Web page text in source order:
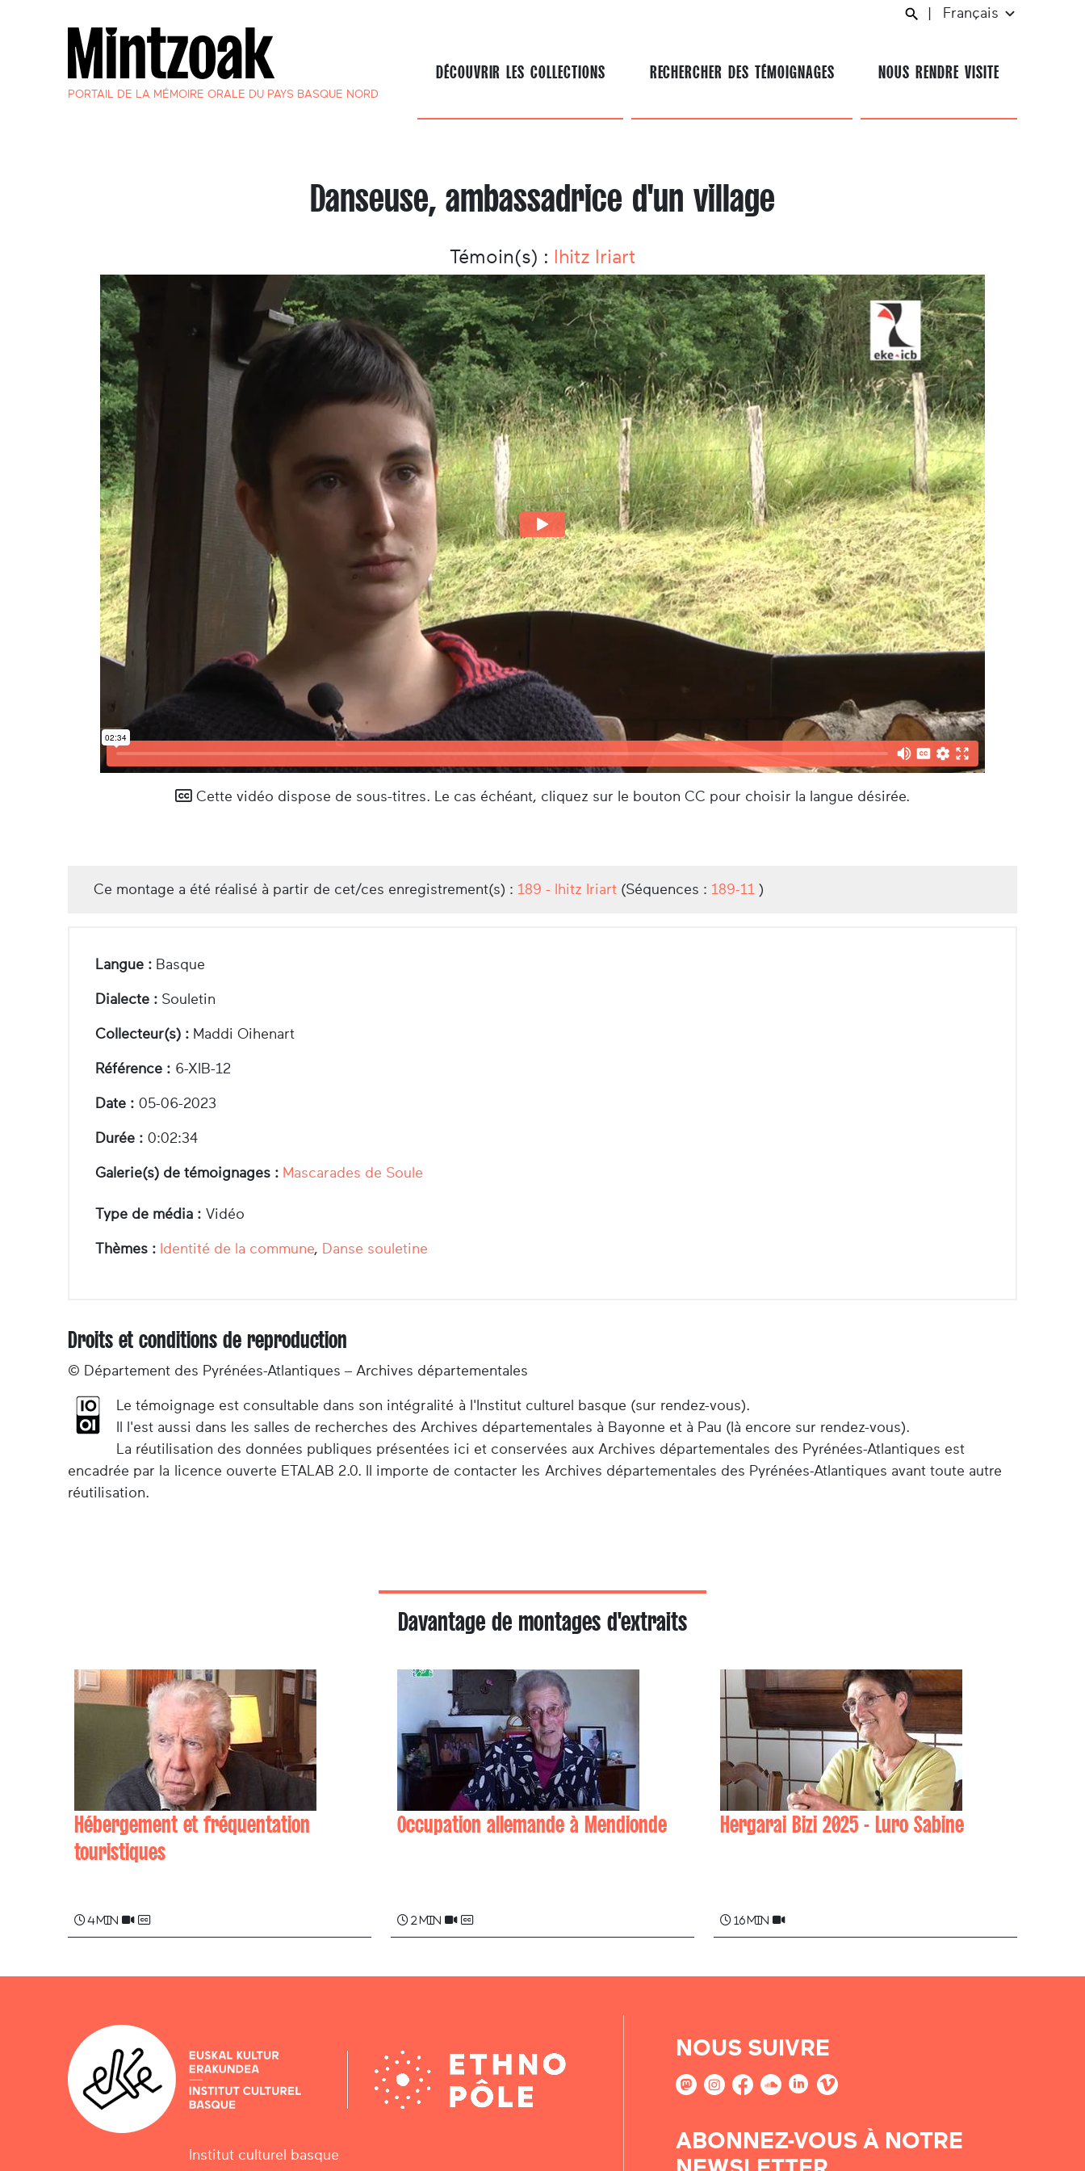
PORTAIL DE LA MÉMOIRE ORALE DU PAYS BASQUE NORD
Français
DÉCOUVRIR LES COLLECTIONS RECHERCHER DES TÉMOIGNAGES NOUS RENDRE VISITE
Danseuse, ambassadrice d'un village
Témoin(s) : Ihitz Iriart
Cette vidéo dispose de sous-titres. Le cas échéant, cliquez sur le bouton CC pour choisir la langue désirée.
Ce montage a été réalisé à partir de cet/ces enregistrement(s) : 189 - Ihitz Iriart (Séquences : 189-11 )
Langue : Basque
Dialecte : Souletin
Collecteur(s) : Maddi Oihenart
Référence : 6-XIB-12
Date : 05-06-2023
Durée : 0:02:34
Galerie(s) de témoignages : Mascarades de Soule
Type de média : Vidéo
Thèmes : Identité de la commune, Danse souletine
Droits et conditions de reproduction
© Département des Pyrénées-Atlantiques – Archives départementales
Le témoignage est consultable dans son intégralité à l'Institut culturel basque (sur rendez-vous).
Il l'est aussi dans les salles de recherches des Archives départementales à Bayonne et à Pau (là encore sur rendez-vous).
La réutilisation des données publiques présentées ici et conservées aux Archives départementales des Pyrénées-Atlantiques est
encadrée par la licence ouverte ETALAB 2.0. Il importe de contacter les Archives départementales des Pyrénées-Atlantiques avant toute autre
réutilisation.
Davantage de montages d'extraits
Hébergement et fréquentation
touristiques
4 min
Occupation allemande à Mendionde
2 min
Hergarai Bizi 2025 - Luro Sabine
16 min
Institut culturel basque
NOUS SUIVRE
ABONNEZ-VOUS À NOTRE